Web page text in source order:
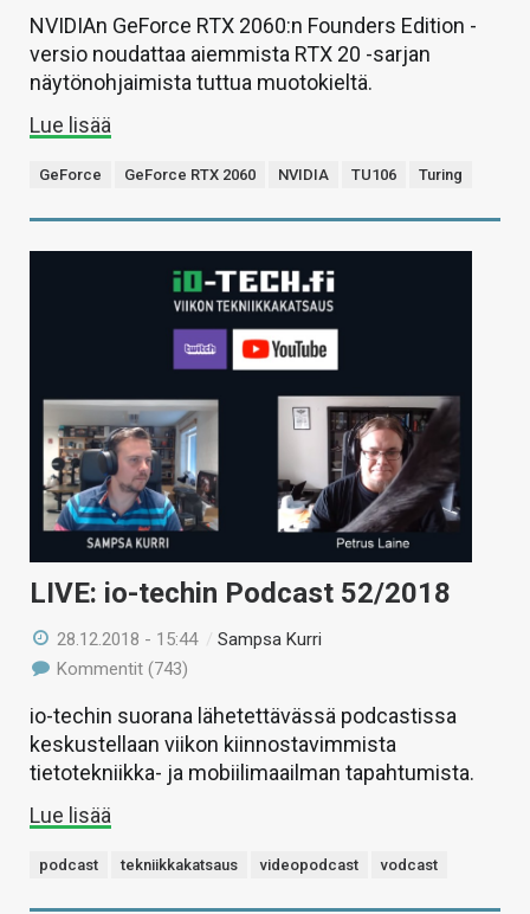
NVIDIAn GeForce RTX 2060:n Founders Edition -
versio noudattaa aiemmista RTX 20 -sarjan
näytönohjaimista tuttua muotokieltä.
Lue lisää
GeForce GeForce RTX 2060 NVIDIA TU106 Turing
LIVE: io-techin Podcast 52/2018
28.12.2018 - 15:44 /Sampsa Kurri
Kommentit (743)
io-techin suorana lähetettävässä podcastissa
keskustellaan viikon kiinnostavimmista
tietotekniikka- ja mobiilimaailman tapahtumista.
Lue lisää
podcast tekniikkakatsaus videopodcast vodcast